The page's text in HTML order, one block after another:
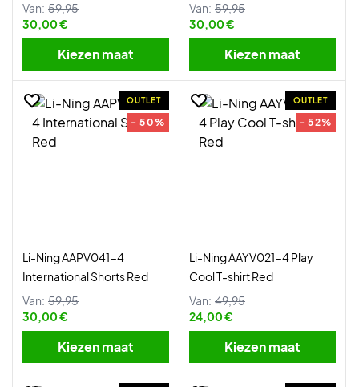
Van: 59,95
30,00 €
Kiezen maat
Van: 59,95
30,00 €
Kiezen maat
OUTLET
- 50%
Li-Ning AAPV041-4
International Shorts Red
Van: 59,95
30,00 €
Kiezen maat
OUTLET
- 52%
Li-Ning AAYV021-4 Play
Cool T-shirt Red
Van: 49,95
24,00 €
Kiezen maat